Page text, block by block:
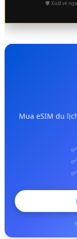
🛡️ Xuất vé
Mua eSIM du